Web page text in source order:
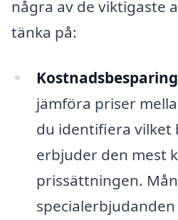
några av de viktigaste
tänka på:
jämföra priser
du identifiera vilket
erbjuder den mest
prissättningen.